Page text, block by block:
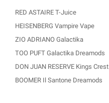
RED ASTAIRE T-Juice
HEISENBERG Vampire Vape
ZIO ADRIANO Galactika
TOO PUFT Galactika Dreamods
DON JUAN RESERVE Kings Crest
BOOMER Il Santone Dreamods